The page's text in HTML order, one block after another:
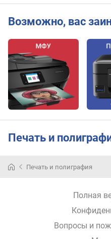
(
м
)
ш
и
р
и
н
а
н
с
т
Возможно, вас
Печать и
Печать и полиграфия
Полная
Вопросы и